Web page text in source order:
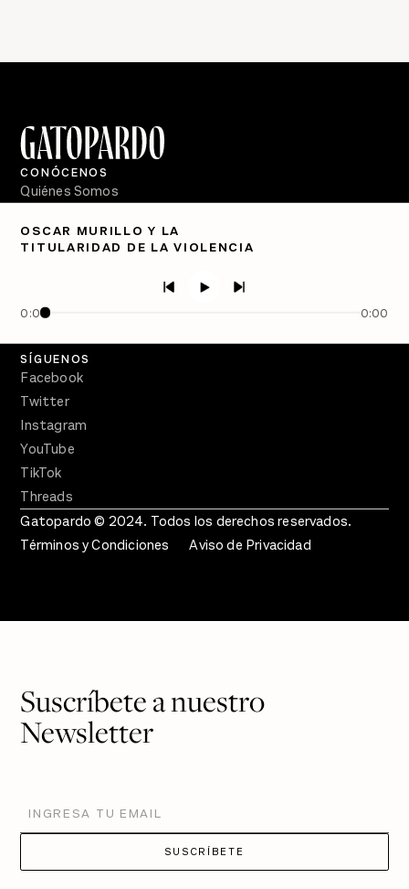
OSCAR MURILLO Y LA
TITULARIDAD DE LA VIOLENCIA
0:00 0:00
CONÓCENOS
Quiénes Somos
PÓDCASTS
Crecer en Distopía
SÍGUENOS
Facebook
Twitter
Instagram
YouTube
TikTok
Threads
Gatopardo © 2024. Todos los derechos reservados.
Términos y Condiciones
Aviso de Privacidad
Suscríbete a nuestro
Newsletter